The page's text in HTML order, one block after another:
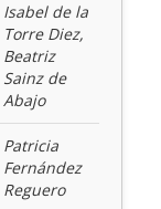
Isabel de la
Torre Diez,
Beatriz
Sainz de
Abajo
Patricia
Fernández
Reguero